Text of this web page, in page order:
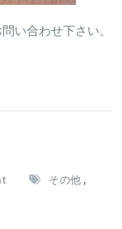
い合わせ下さい。
その他 ,